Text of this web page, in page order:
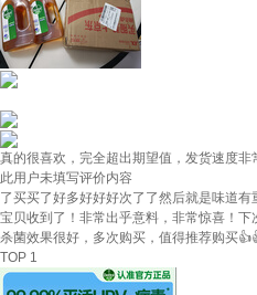
真的很喜欢，完全超出期望值，发货速度
此用户未填写评价内容
了买买了好多好好好次了了然后就是味道
宝贝收到了！非常出乎意料，非常惊喜！
杀菌效果很好，多次购买，值得推荐购买
TOP 1